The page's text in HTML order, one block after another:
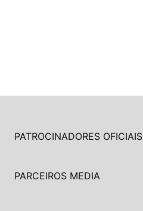
PATROCINADORES OFICIAIS
PARCEIROS MEDIA